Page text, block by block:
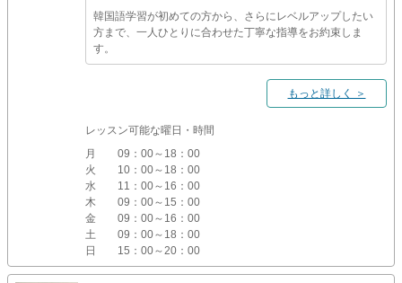
韓国語学習が初めての方から、さらにレベルアップしたい
方まで、一人ひとりに合わせた丁寧な指導をお約束しま
す。
もっと詳しく ＞
レッスン可能な曜日・時間
月
09：00～18：00
火
10：00～18：00
水
11：00～16：00
木
09：00～15：00
金
09：00～16：00
土
09：00～18：00
日
15：00～20：00